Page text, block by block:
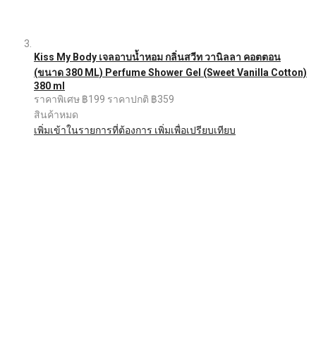
Kiss My Body เจลอาบน้ำหอม กลิ่นสวีท วานิลลา คอตตอน
(ขนาด 380 ML) Perfume Shower Gel (Sweet Vanilla Cotton)
380 ml
ราคาพิเศษ ฿199 ราคาปกติ ฿359
สินค้าหมด
เพิ่มเข้าในรายการที่ต้องการ เพิ่มเพื่อเปรียบเทียบ